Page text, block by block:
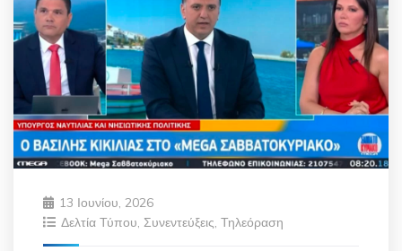
13 Ιουνίου, 2026
Δελτία Τύπου, Συνεντεύξεις, Τηλεόραση